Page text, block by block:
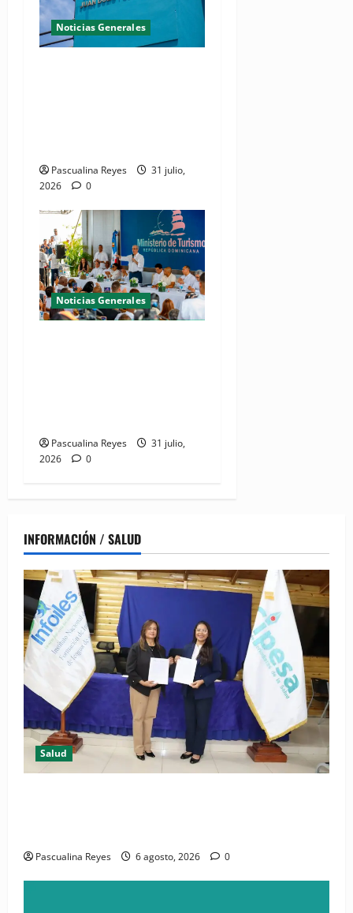
Noticias Generales
Pascualina Reyes
31 julio,
2026
0
Noticias Generales
Pascualina Reyes
31 julio,
2026
0
INFORMACIÓN / SALUD
Salud
Pascualina Reyes 6 agosto, 2026 0